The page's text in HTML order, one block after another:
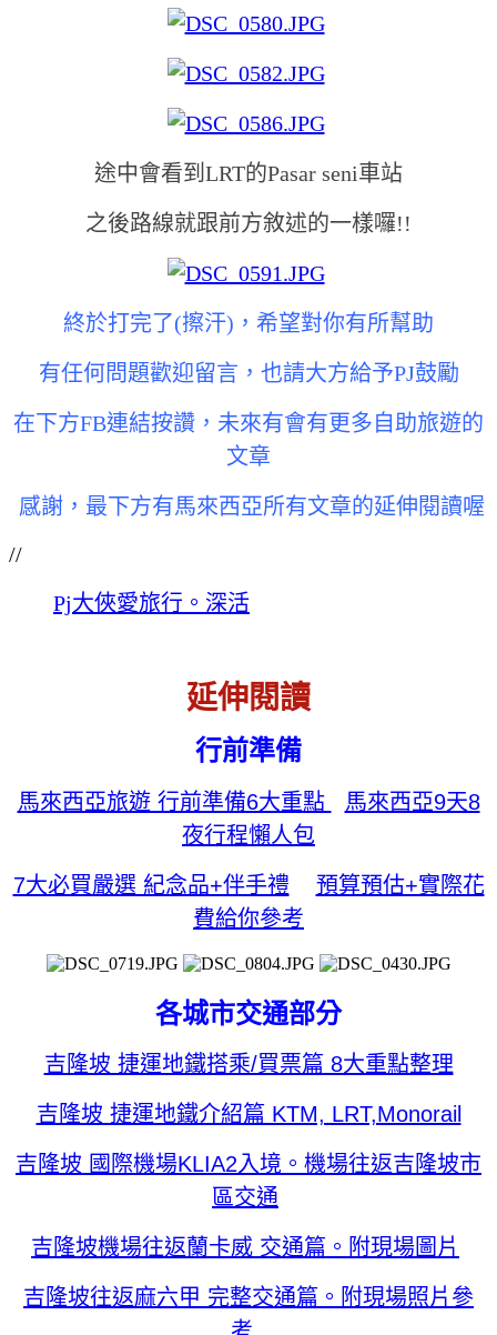
途中會看到LRT的Pasar seni車站
之後路線就跟前方敘述的一樣囉!!
終於打完了(擦汗)， 希望對你有所幫助
有任何問題歡迎留言， 也請大方給予PJ鼓勵
在下方FB連結按讚，未來有會有更多自助旅遊的
文章
感謝， 最下方有馬來西亞所有文章的延伸閱讀喔
//
Pj大俠愛旅行。深活
延伸閱讀
行前準備
馬來西亞旅遊 行前準備6大重點
馬來西亞9天8
夜行程懶人包
7大必買嚴選 紀念品+伴手禮
預算預估+實際花
費給你參考
各城市交通部分
吉隆坡 捷運地鐵搭乘/買票篇 8大重點整理
吉隆坡 捷運地鐵介紹篇 KTM, LRT,Monorail
吉隆坡 國際機場KLIA2入境。機場往返吉隆坡市
區交通
吉隆坡機場往返蘭卡威 交通篇。附現場圖片
吉隆坡往返麻六甲 完整交通篇。附現場照片參